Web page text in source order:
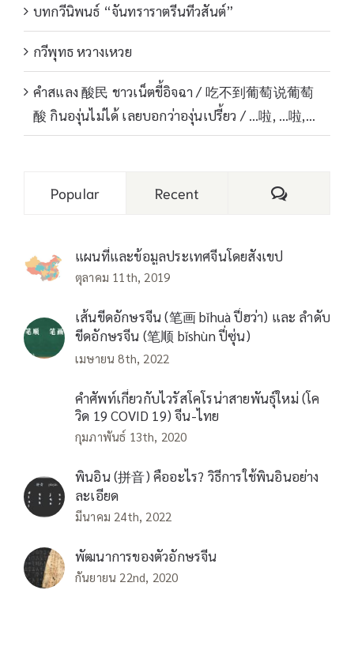
บทกวีนิพนธ์ “จันทราราตรีนทีวสันต์”
กวีพุทธ หวางเหวย
คำสแลง 酸民 ชาวเน็ตขี้อิจฉา / 吃不到葡萄说葡萄
酸 กินองุ่นไม่ได้ เลยบอกว่าองุ่นเปรี้ยว / …啦, …啦,…
Popular Recent Comments
แผนที่และข้อมูลประเทศจีนโดยสังเขป
ตุลาคม 11th, 2019
เส้นขีดอักษรจีน (笔画 bǐhuà ปี่ฮว่า) และ ลำดับ
ขีดอักษรจีน (笔顺 bǐshùn ปี่ซุ่น)
เมษายน 8th, 2022
คำศัพท์เกี่ยวกับไวรัสโคโรน่าสายพันธุ์ใหม่ (โค
วิด 19 COVID 19) จีน-ไทย
กุมภาพันธ์ 13th, 2020
พินอิน (拼音) คืออะไร? วิธีการใช้พินอินอย่าง
ละเอียด
มีนาคม 24th, 2022
พัฒนาการของตัวอักษรจีน
กันยายน 22nd, 2020